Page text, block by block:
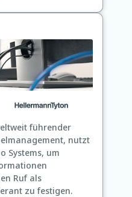
führender
nutzt
Systems, um
Ruf als
zu festigen.